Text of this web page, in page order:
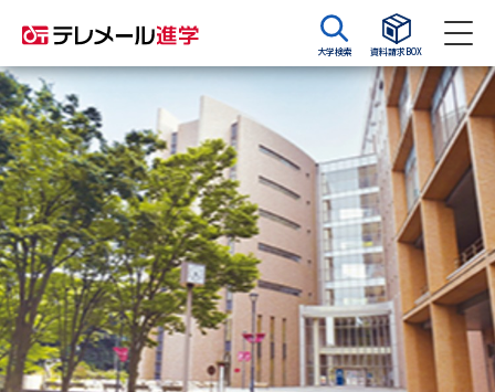
大学検索 資料請求BOX
資料請求 資料検索
大学・短大の資料種類から請求
大学パンフ 学部・学科パンフ
総合型選抜・学校推薦型選抜 募
集要項＆願書
大学入学共通テスト利用選抜の
募集要項＆願書
過去問題集